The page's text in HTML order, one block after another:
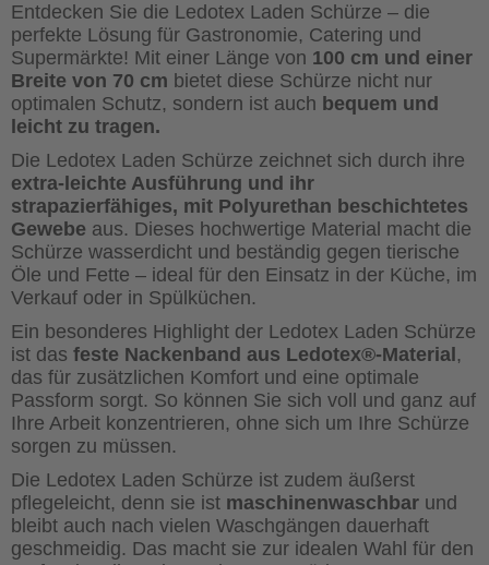
Entdecken Sie die Ledotex Laden Schürze – die
perfekte Lösung für Gastronomie, Catering und
Supermärkte! Mit einer Länge von 100 cm und einer
Breite von 70 cm bietet diese Schürze nicht nur
optimalen Schutz, sondern ist auch bequem und
leicht zu tragen.
Die Ledotex Laden Schürze zeichnet sich durch ihre
extra-leichte Ausführung und ihr
strapazierfähiges, mit Polyurethan beschichtetes
Gewebe aus. Dieses hochwertige Material macht die
Schürze wasserdicht und beständig gegen tierische
Öle und Fette – ideal für den Einsatz in der Küche, im
Verkauf oder in Spülküchen.
Ein besonderes Highlight der Ledotex Laden Schürze
ist das feste Nackenband aus Ledotex®-Material ,
das für zusätzlichen Komfort und eine optimale
Passform sorgt. So können Sie sich voll und ganz auf
Ihre Arbeit konzentrieren, ohne sich um Ihre Schürze
sorgen zu müssen.
Die Ledotex Laden Schürze ist zudem äußerst
pflegeleicht, denn sie ist maschinenwaschbar und
bleibt auch nach vielen Waschgängen dauerhaft
geschmeidig. Das macht sie zur idealen Wahl für den